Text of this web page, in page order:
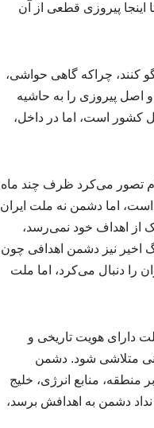
اینجا پیروزی قطعی از آن
کنند، چراکه گاهی حواشی،
پیروزی را به حاشیه
کشور است، اما در داخل،
تصور می‌کرد ظرف چند ماه
اما دشمن نه ملت ایران
از اهداف خود نمی‌رسد،
اخیر نیز دشمن اهدافی چون
را دنبال می‌کرد، اما ملت
دارای هویت تاریخی و
متلاشی شود. دشمن
منطقه، منابع انرژی، خلیج
نداد دشمن به اهدافش برسد،